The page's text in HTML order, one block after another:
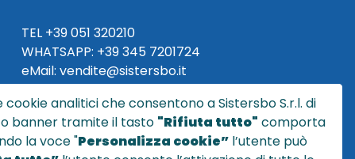
TEL +39 051 320210
WHATSAPP: +39345 7201724
eMail: vendite@sistersbo.it
Orari Uffici:
Lun - Ven: 08:30 - 18:00
analitici che consentono a Sistersbo S.r.l. di
banner tramite il tasto "Rifiuta tutto" comporta
la voce "Personalizza cookie”l’utente può